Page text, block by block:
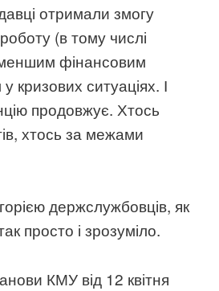
отримали змогу
(в тому числі
фінансовим
кризових ситуаціях. І
продовжує. Хтось
хтось за межами
держслужбовців, як
просто і зрозуміло.
КМУ від 12 квітня